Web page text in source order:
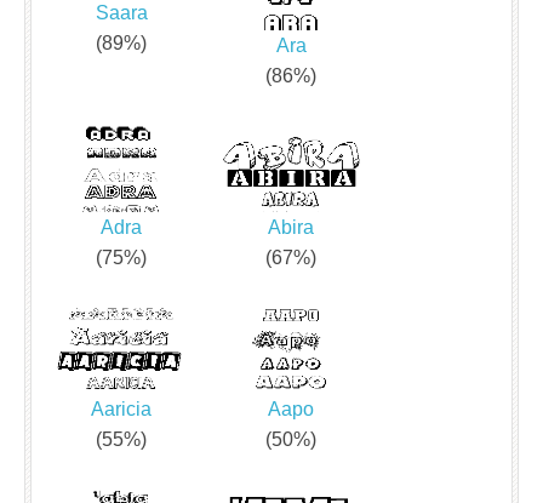
Saara
(89%)
Ara
(86%)
Adra
(75%)
Abira
(67%)
Aaricia
(55%)
Aapo
(50%)